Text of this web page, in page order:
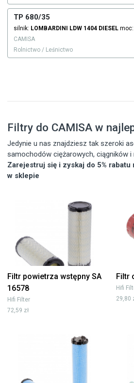
TP 680/35
silnik: LOMBARDINI LDW 1404 DIESEL moc:
CAMISA
Rolnictwo / Leśnictwo
Filtry do CAMISA w
Jedynie u nas znajdziesz tak szeroki
samochodów ciężarowych, ciągników
Zarejestruj się i zyskaj do 5%
w sklepie
Filtr powietrza wstępny SA
16578
Hifi Filter
72,59 zł
Filtr
Hifi
29,80